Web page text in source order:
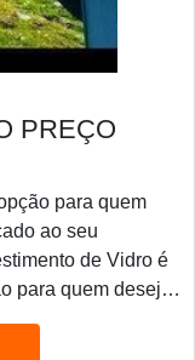
PREÇO
para quem
ao seu
de Vidro é
para quem deseja
para que